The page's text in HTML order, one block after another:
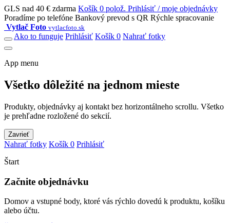
GLS nad 40 € zdarma Košík 0 polož. Prihlásiť / moje objednávky
Poradíme po telefóne Bankový prevod s QR Rýchle spracovanie
Vytlač Foto vytlacfoto.sk
Ako to funguje Prihlásiť Košík 0 Nahrať fotky
App menu
Všetko dôležité na jednom mieste
Produkty, objednávky aj kontakt bez horizontálneho scrollu. Všetko
je prehľadne rozložené do sekcií.
Zavrieť
Nahrať fotky Košík 0 Prihlásiť
Štart
Začnite objednávku
Domov a vstupné body, ktoré vás rýchlo dovedú k produktu, košíku
alebo účtu.